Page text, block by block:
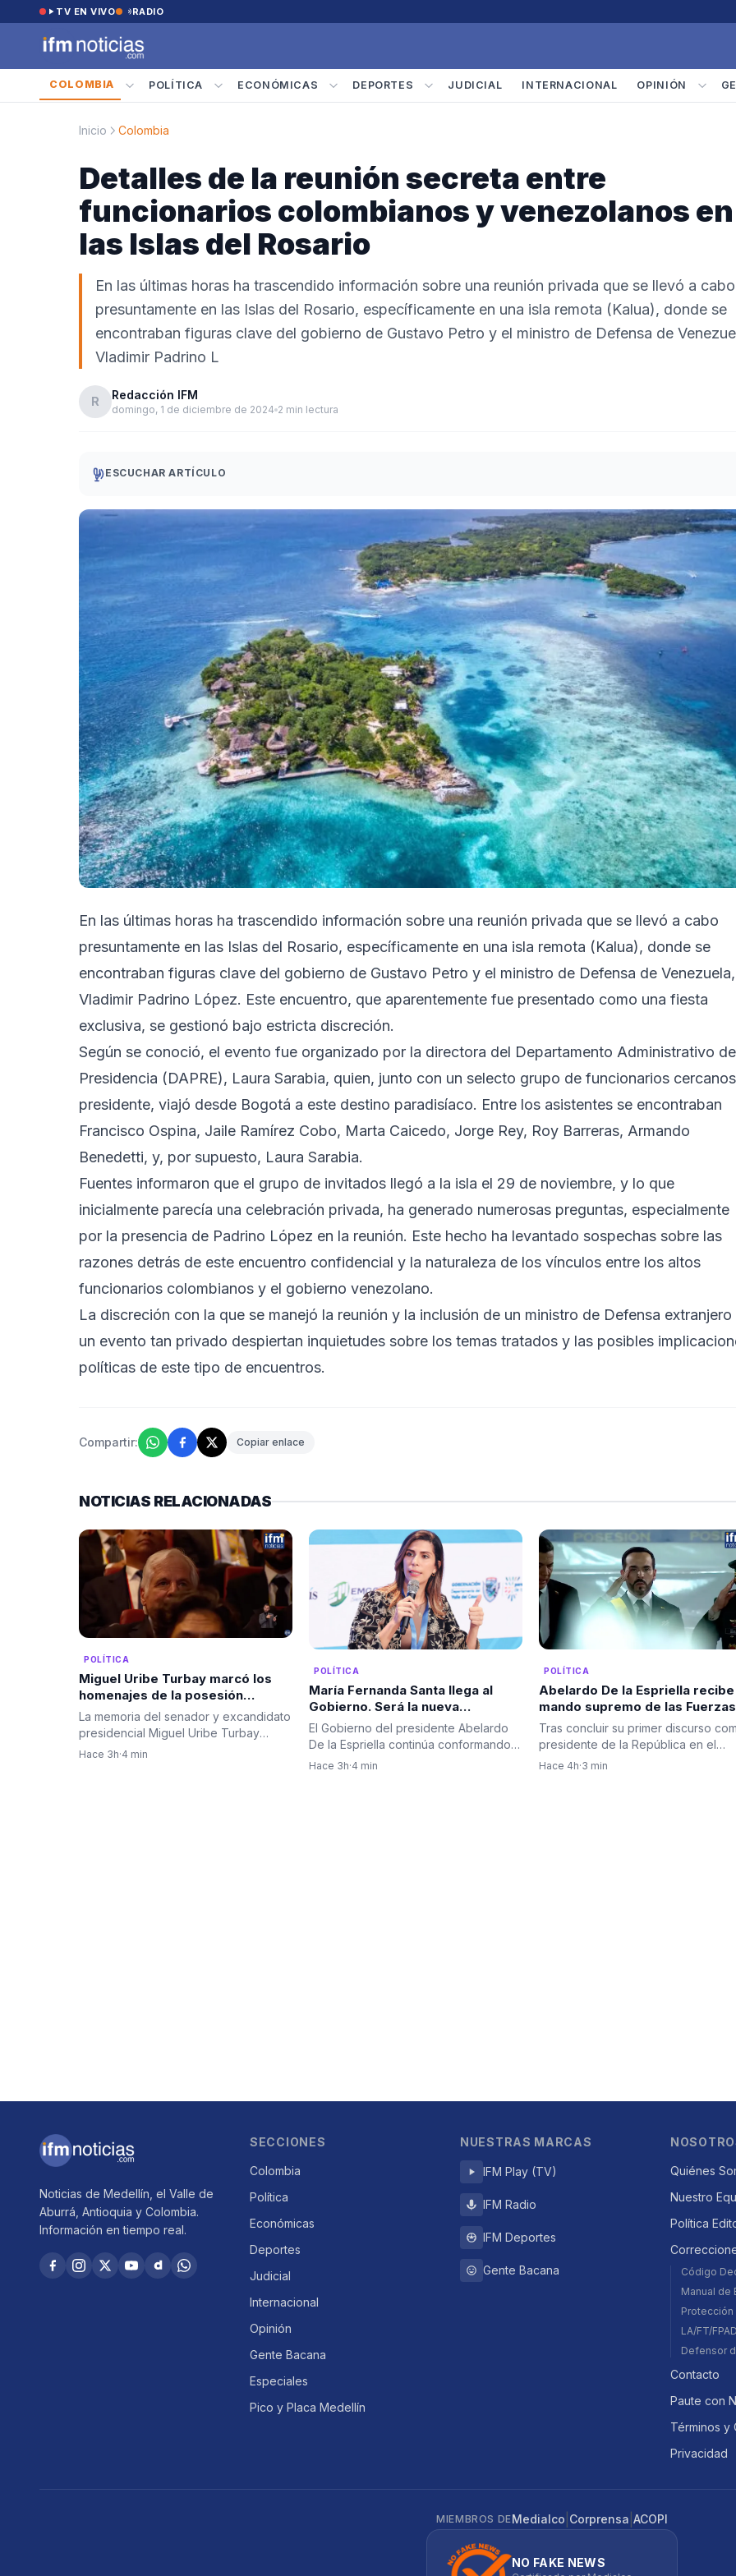
Saltar al contenido
TV EN VIVO RADIO
COLOMBIA POLÍTICA ECONÓMICAS DEPORTES JUDICIAL INTERNACIONAL OPINIÓN
Inicio Colombia
Detalles de la reunión secreta entre
funcionarios colombianos y venezolanos en
las Islas del Rosario
En las últimas horas ha trascendido información sobre una reunión privada que se llevó a cabo
presuntamente en las Islas del Rosario, específicamente en una isla remota (Kalua), donde se
encontraban figuras clave del gobierno de Gustavo Petro y el ministro de Defensa de
Vladimir Padrino L
R Redacción IFM
domingo, 1 de diciembre de 2024 2 min lectura
ESCUCHAR ARTÍCULO
En las últimas horas ha trascendido información sobre una reunión privada que se llevó a cabo
presuntamente en las Islas del Rosario, específicamente en una isla remota (Kalua), donde se
encontraban figuras clave del gobierno de Gustavo Petro y el ministro de Defensa de Venezuela,
Vladimir Padrino López. Este encuentro, que aparentemente fue presentado como una fiesta
exclusiva, se gestionó bajo estricta discreción.
Según se conoció, el evento fue organizado por la directora del Departamento Administrativo
Presidencia (DAPRE), Laura Sarabia, quien, junto con un selecto grupo de funcionarios
presidente, viajó desde Bogotá a este destino paradisíaco. Entre los asistentes se encontraban
Francisco Ospina, Jaile Ramírez Cobo, Marta Caicedo, Jorge Rey, Roy Barreras, Armando
Benedetti, y, por supuesto, Laura Sarabia.
Fuentes informaron que el grupo de invitados llegó a la isla el 29 de noviembre, y lo que
inicialmente parecía una celebración privada, ha generado numerosas preguntas, especialmente
por la presencia de Padrino López en la reunión. Este hecho ha levantado sospechas sobre las
razones detrás de este encuentro confidencial y la naturaleza de los vínculos entre los altos
funcionarios colombianos y el gobierno venezolano.
La discreción con la que se manejó la reunión y la inclusión de un ministro de Defensa extranjero
un evento tan privado despiertan inquietudes sobre los temas tratados y las posibles
políticas de este tipo de encuentros.
Compartir: Copiar enlace
NOTICIAS RELACIONADAS
POLÍTICA
Miguel Uribe Turbay marcó los
homenajes de la posesión
presidencial de Abelardo De la
Espriella
La memoria del senador y excandidato
presidencial Miguel Uribe Turbay
ocupó un lugar central…
Hace 3h·4 min
POLÍTICA
María Fernanda Santa llega al
Gobierno. Será la nueva
viceministra de Infraestructura
El Gobierno del presidente Abelardo
De la Espriella continúa conformando
su equipo ministerial con…
Hace 3h·4 min
POLÍTICA
Abelardo De la Espriella
mando supremo de las Fuerzas
Militares en solemne
de reconocimiento de tropas
Tras concluir su primer discurso
presidente de la República en el
Batallón Pichincha de Cali,…
Hace 4h·3 min
Noticias de Medellín, el Valle de
Aburrá, Antioquia y Colombia.
Información en tiempo real.
SECCIONES
Colombia
Política
Económicas
Deportes
Judicial
Internacional
Opinión
Gente Bacana
Especiales
Pico y Placa Medellín
NUESTRAS MARCAS
IFM Play (TV)
IFM Radio
IFM Deportes
Gente Bacana
Quiénes
Nuestro
Política
Código
Manual de
Protección
LA/FT/
Defensor
Contacto
Paute con
Términos y
Privacidad
MIEMBROS DEMedialco Corprensa ACOPI
NO FAKE NEWS